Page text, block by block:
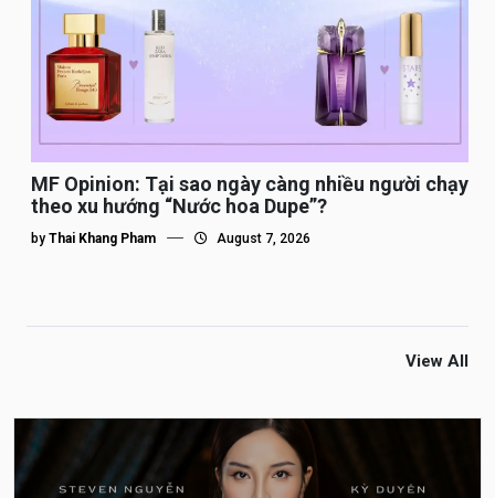
MF Opinion: Tại sao ngày càng nhiều người chạy
theo xu hướng “Nước hoa Dupe”?
by Thai Khang Pham August 7, 2026
View All